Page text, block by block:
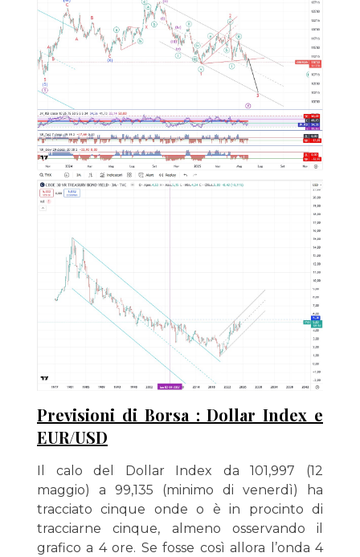
Previsioni di Borsa : Dollar Index e
EUR/USD
Il calo del Dollar Index da 101,997 (12
maggio) a 99,135 (minimo di venerdì) ha
tracciato cinque onde o è in procinto di
tracciarne cinque, almeno osservando il
grafico a 4 ore. Se fosse così allora l’onda 4